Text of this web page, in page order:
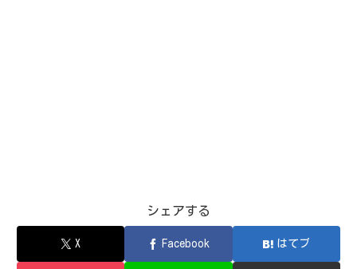
シェアする
X Facebook はてブ